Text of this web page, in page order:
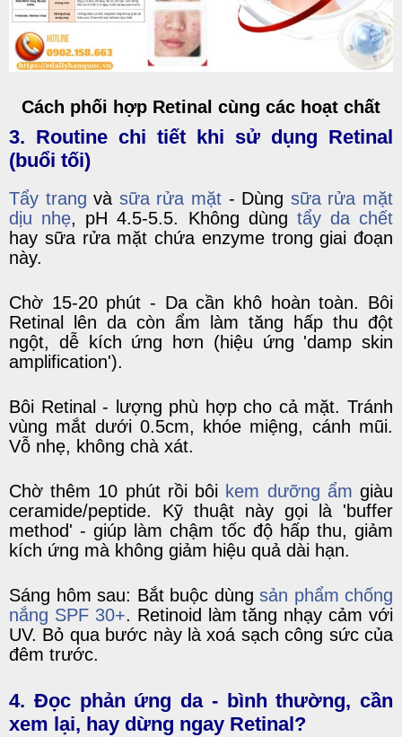
Cách phối hợp Retinal cùng các hoạt chất
3. Routine chi tiết khi sử dụng Retinal
(buổi tối)
Tẩy trang và sữa rửa mặt - Dùng sữa rửa mặt
dịu nhẹ, pH 4.5-5.5. Không dùng tẩy da chết
hay sữa rửa mặt chứa enzyme trong giai đoạn
này.
Chờ 15-20 phút - Da cần khô hoàn toàn. Bôi
Retinal lên da còn ẩm làm tăng hấp thu đột
ngột, dễ kích ứng hơn (hiệu ứng 'damp skin
amplification').
Bôi Retinal - lượng phù hợp cho cả mặt. Tránh
vùng mắt dưới 0.5cm, khóe miệng, cánh mũi.
Vỗ nhẹ, không chà xát.
Chờ thêm 10 phút rồi bôi kem dưỡng ẩm giàu
ceramide/peptide. Kỹ thuật này gọi là 'buffer
method' - giúp làm chậm tốc độ hấp thu, giảm
kích ứng mà không giảm hiệu quả dài hạn.
Sáng hôm sau: Bắt buộc dùng sản phẩm chống
nắng SPF 30+. Retinoid làm tăng nhạy cảm với
UV. Bỏ qua bước này là xoá sạch công sức của
đêm trước.
4. Đọc phản ứng da - bình thường, cần
xem lại, hay dừng ngay Retinal?